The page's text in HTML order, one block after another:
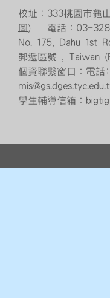
校址：333桃園市龜
圖） 電話：03-
No. 175, Dahu 1st
郵遞區號 , Taiwan
個資聯繫窗口：電
學生輔導信箱：